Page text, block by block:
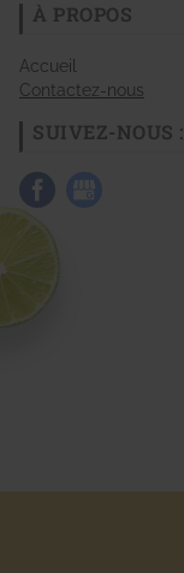
À PROPOS
Accueil
Contactez-nous
SUIVEZ-NOUS :